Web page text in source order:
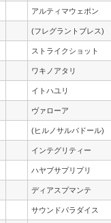
アルティマウェポン
(フレグラントブレス)
ストライクショット
ワキノアタリ
イトハユリ
ヴァローア
(ヒルノサルバドール)
インテグリティー
ハヤブサプリプリ
ディアスプマンテ
サウンドパラダイス